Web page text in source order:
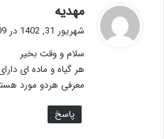
مهدیه
ف
:
شهریور 31, 1402 در 1:09 ب.ظ
سلام و وقت بخیر
هر گیاه و ماده ای
معرفی هردو مورد
پاسخ